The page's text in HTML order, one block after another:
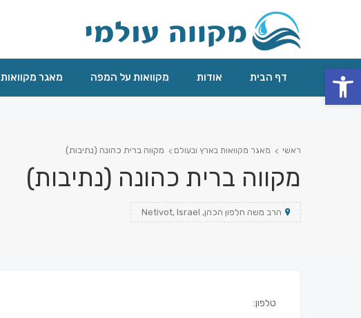
דף הבית אודות מקוואות על המפה מאגר מקוואות
ראשי מאגר מקוואות בארץ ובעולם מקווה ברית כהונה (נתיבות)
מקווה ברית כהונה (נתיבות)
הרב משה חלפון הכהן, Netivot, Israel
טלפון:
פתח סרגל נגישות